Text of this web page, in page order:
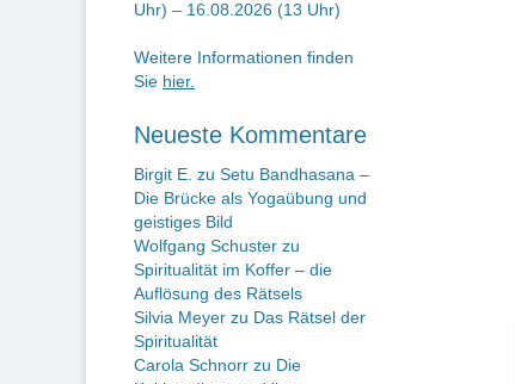
Uhr) – 16.08.2026 (13 Uhr)
Weitere Informationen finden
Sie hier.
Neueste Kommentare
Birgit E. zu Setu Bandhasana –
Die Brücke als Yogaübung und
geistiges Bild
Wolfgang Schuster zu
Spiritualität im Koffer – die
Auflösung des Rätsels
Silvia Meyer zu Das Rätsel der
Spiritualität
Carola Schnorr zu Die